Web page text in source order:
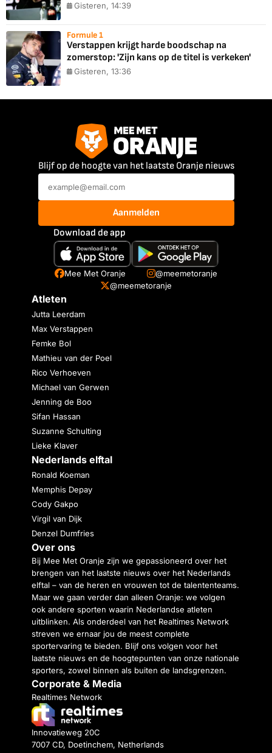
Gisteren, 14:39
Formule 1
Verstappen krijgt harde boodschap na
zomerstop: 'Zijn kans op de titel is verkeken'
Gisteren, 13:36
Blijf op de hoogte van het laatste Oranje nieuws
Aanmelden
Download de app
Mee Met Oranje
@meemetoranje
@meemetoranje
Atleten
Jutta Leerdam
Max Verstappen
Femke Bol
Mathieu van der Poel
Rico Verhoeven
Michael van Gerwen
Jenning de Boo
Sifan Hassan
Suzanne Schulting
Lieke Klaver
Nederlands elftal
Ronald Koeman
Memphis Depay
Cody Gakpo
Virgil van Dijk
Denzel Dumfries
Over ons
Bij Mee Met Oranje zijn we gepassioneerd over het
brengen van het laatste nieuws over het Nederlands
elftal – van de heren en vrouwen tot de talententeams.
Maar we gaan verder dan alleen Oranje: we volgen
ook andere sporten waarin Nederlandse atleten
uitblinken. Als onderdeel van het Realtimes Network
streven we ernaar jou de meest complete
sportervaring te bieden. Blijf ons volgen voor het
laatste nieuws en de hoogtepunten van onze nationale
sporters, zowel binnen als buiten de landsgrenzen.
Corporate & Media
Realtimes Network
Innovatieweg 20C
7007 CD, Doetinchem, Netherlands